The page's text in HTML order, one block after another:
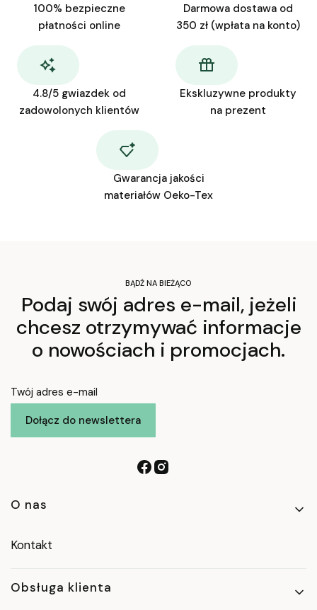
100% bezpieczne
płatności online
Darmowa dostawa od
350 zł (wpłata na konto)
4.8/5 gwiazdek od
zadowolonych klientów
Ekskluzywne produkty
na prezent
Gwarancja jakości
materiałów Oeko-Tex
BĄDŹ NA BIEŻĄCO
Podaj swój adres e-mail, jeżeli
chcesz otrzymywać informacje
o nowościach i promocjach.
Twój adres e-mail
Dołącz do newslettera
Linki w stopce
O nas
Kontakt
Obsługa klienta